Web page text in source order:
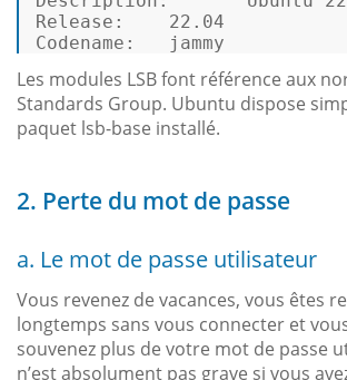
Release:    22.04
Codename:   jammy
Les modules LSB font référence aux
Standards Group. Ubuntu dispose
paquet lsb-base installé.
2. Perte du mot de passe
a. Le mot de passe utilisateur
Vous revenez de vacances, vous êtes
longtemps sans vous connecter et
souvenez plus de votre mot de passe
n’est absolument pas grave si vous